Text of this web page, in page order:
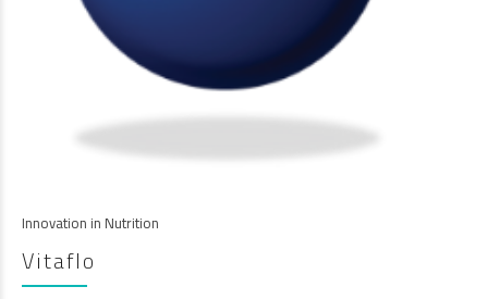
Innovation in Nutrition
Vitaflo